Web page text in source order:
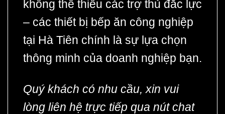
không thể thiếu các trợ thủ đắc lực
– các thiết bị bếp ăn công nghiệp
tại Hà Tiên chính là sự lựa chọn
thông minh của doanh nghiệp bạn.
Quý khách có nhu cầu, xin vui
lòng liên hệ trực tiếp qua nút chat